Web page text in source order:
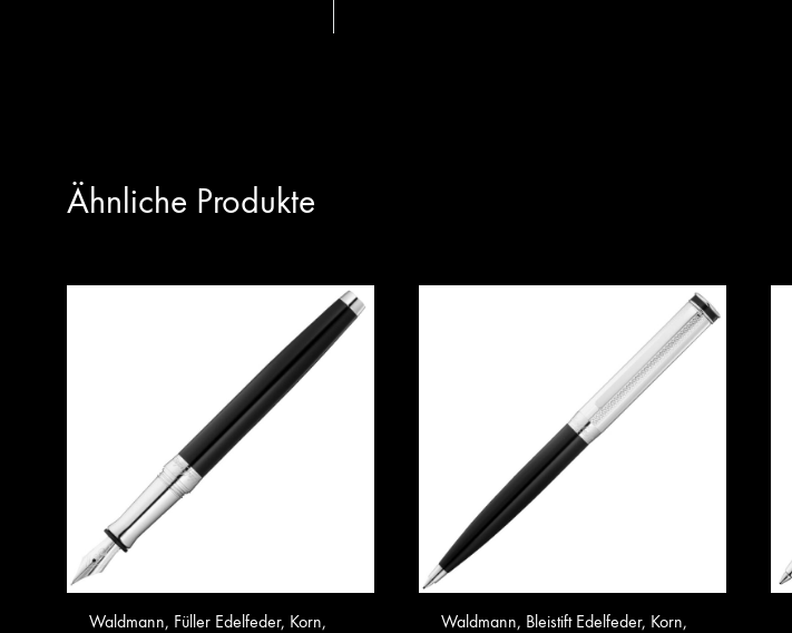
Ähnliche Produkte
Waldmann, Füller Edelfeder, Korn, Waldmann, Bleistift Edelfeder, Korn,